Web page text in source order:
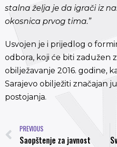
stalna želja je da igrači iz
okosnica prvog tima.”
Usvojen je i prijedlog o
odbora, koji će biti zadužen
obilježavanje 2016. godine,
Sarajevo obilježiti značajan
postojanja.
PREVIOUS
Saopštenje za javnost